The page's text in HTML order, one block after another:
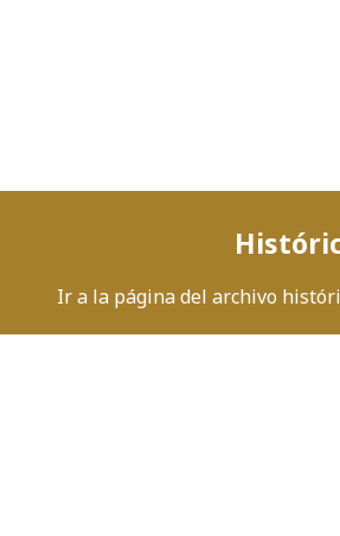
Ir a la página del archivo